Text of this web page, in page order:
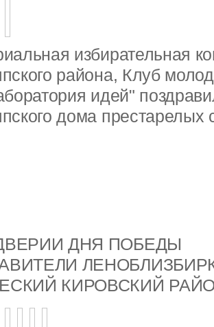
избирательная
района, Клуб
идей"
дома
ДНЯ ПОБЕДЫ
КИРОВСКИЙ